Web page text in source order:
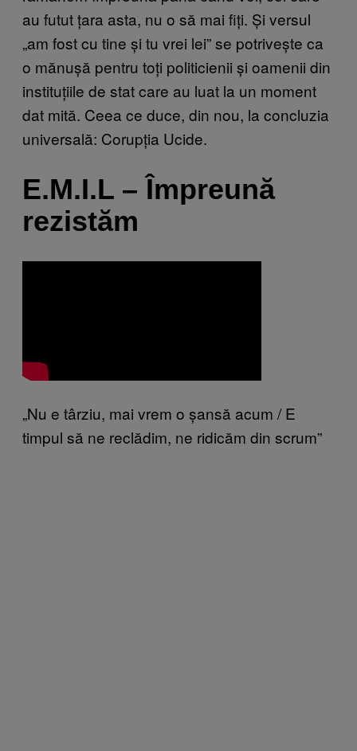
au futut țara asta, nu o să mai fiți. Și versul
„am fost cu tine și tu vrei lei” se potrivește ca
o mănușă pentru toți politicienii și oamenii din
instituțiile de stat care au luat la un moment
dat mită. Ceea ce duce, din nou, la concluzia
universală: Corupția Ucide.
E.M.I.L – Împreună
rezistăm
„Nu e târziu, mai vrem o șansă acum / E
timpul să ne reclădim, ne ridicăm din scrum”